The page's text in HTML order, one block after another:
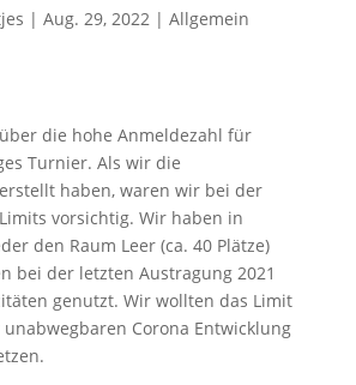
| Aug. 29, 2022| Allgemein
die hohe Anmeldezahl für
Turnier. Als wir die
haben, waren wir bei der
vorsichtig. Wir haben in
den Raum Leer (ca. 40 Plätze)
bei der letzten Austragung 2021
genutzt. Wir wollten das Limit
Corona Entwicklung